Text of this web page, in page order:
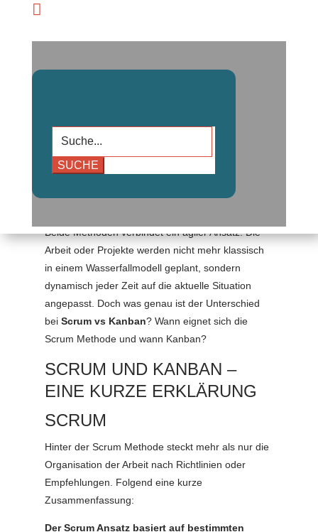

Wenn es um das Thema Organisation der Arbeit
Beide Methoden verbindet ein agiler Ansatz. Die
Arbeit oder Projekte werden nicht mehr klassisch
in einem Wasserfallmodell geplant, sondern
dynamisch jeder Zeit auf die aktuelle Situation
angepasst. Doch was genau ist der Unterschied
bei Scrum vs Kanban? Wann eignet sich die
Scrum Methode und wann Kanban?
SCRUM UND KANBAN –
EINE KURZE ERKLÄRUNG
SCRUM
Hinter der Scrum Methode steckt mehr als nur die
Organisation der Arbeit nach Richtlinien oder
Empfehlungen. Folgend eine kurze
Zusammenfassung:
Der Scrum Ansatz basiert auf bestimmten